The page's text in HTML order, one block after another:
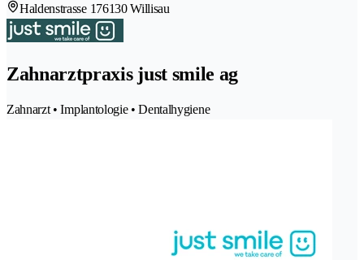
Haldenstrasse 176130 Willisau
Zahnarztpraxis just smile ag
Zahnarzt • Implantologie • Dentalhygiene